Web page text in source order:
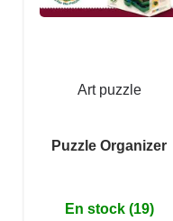
Art puzzle
Puzzle Organizer
En stock (19)